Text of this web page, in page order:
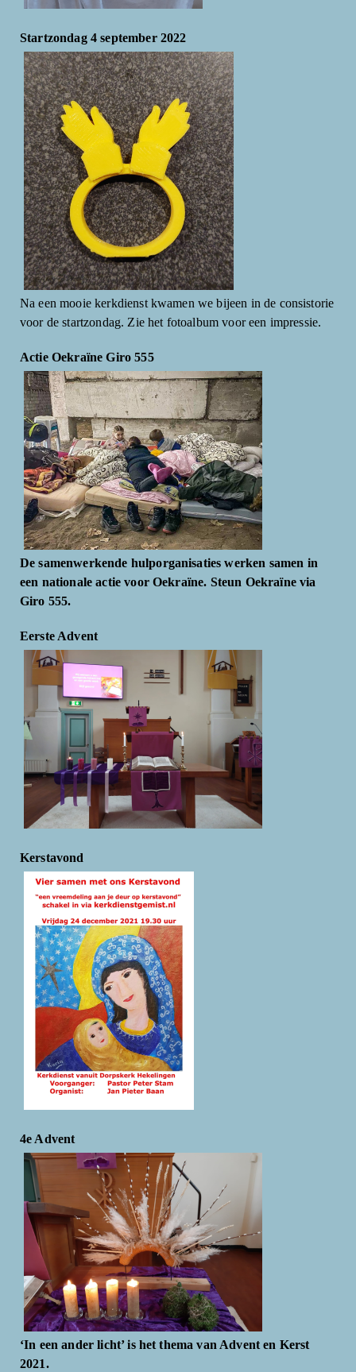
Startzondag 4 september 2022
Na een mooie kerkdienst kwamen we bijeen in de consistorie
voor de startzondag. Zie het fotoalbum voor een impressie.
Actie Oekraïne Giro 555
De samenwerkende hulporganisaties werken samen in
een nationale actie voor Oekraïne. Steun Oekraïne via
Giro 555.
Eerste Advent
Kerstavond
4e Advent
‘In een ander licht’ is het thema van Advent en Kerst
2021.